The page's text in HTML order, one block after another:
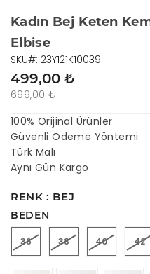
Kadın Bej Keten
Elbise
699,00 ₺
499,00 ₺
SKU#: 23Y121K10039
100% Orijinal Ürünler
Güvenli Ödeme Yöntemi
Türk Malı
Aynı Gün Kargo
RENK : BEJ
BEDEN
36 38 40 42